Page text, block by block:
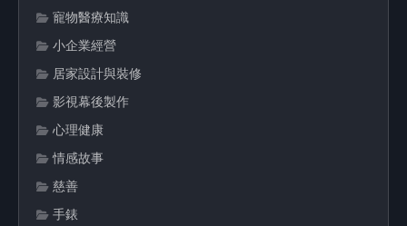
寵物醫療知識
小企業經營
居家設計與裝修
影視幕後製作
心理健康
情感故事
慈善
手錶